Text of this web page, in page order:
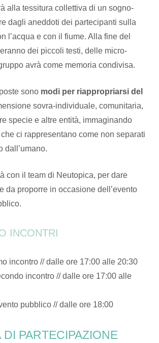
alla tessitura collettiva di un sogno-
dagli aneddoti dei partecipanti sulla
l’acqua e con il fiume. Alla fine del
dei piccoli testi, delle micro-
avrà come memoria condivisa.
sono modi per riappropriarsi del
sovra-individuale, comunitaria,
specie e altre entità, immaginando
ci rappresentano come non separati
dall’umano.
con il team di Neutopica, per dare
da proporre in occasione dell’evento
INCONTRI
incontro // dalle ore 17:00 alle 20:30
incontro // dalle ore 17:00 alle
pubblico // dalle ore 18:00
DI PARTECIPAZIONE